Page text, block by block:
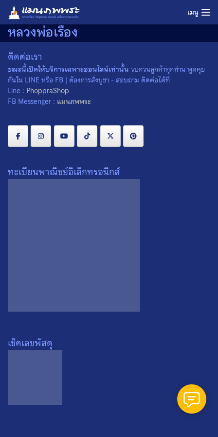
Skip
content
เมนู
หลวงพ่อเรือง
เหรียญอาร์มหลวงพ่อเรือง วัด
หัววัง จ.สงขลา ปี 2536
ติดต่อเรา
ขณะนี้เปิดให้บริการเฉพาะออนไลน์เท่านั้น รบกวนลูกค้าทุกท่าน พูดคุย
กันใน LINE หรือ FB | ต้องการสั่งบูชา - สอบถาม ติดต่อได้ที่
Line : PhoppraShop
FB Messenger : แมนภพพระ
ทะเบียนพาณิชย์อิเล็กทรอนิกส์
เช็คเลขพัสดุ